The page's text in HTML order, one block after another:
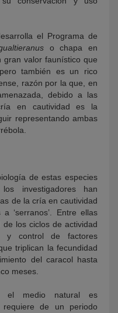
el Programa de
o chapa en
gran valor faunístico que
también es un rico
razón por la que, en
debido a las
en cautividad es la
representando ambas
de estas especies
investigadores han
de la cría en cautividad
‘serranos’. Entre ellas
los ciclos de actividad
y control de factores
triplican la fecundidad
del caracol hasta
meses.
el medio natural es
de un periodo